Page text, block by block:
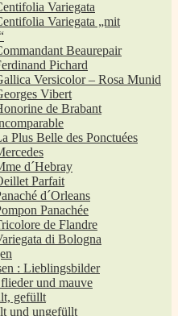
Variegata
Variegata „mit
Beaurepair
Pichard
Versicolor – Rosa Munid
Vibert
de Brabant
Plus Belle des Ponctuées
d´Hebray
Parfait
d´Orleans
Panachée
de Flandre
di Bologna
: Lieblingsbilder
und mauve
gefüllt
und ungefüllt